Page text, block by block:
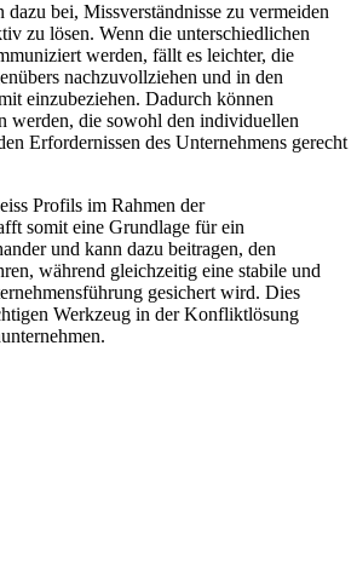
dazu bei, Missverständnisse zu vermeiden
zu lösen. Wenn die unterschiedlichen
werden, fällt es leichter, die
nachzuvollziehen und in den
einzubeziehen. Dadurch können
werden, die sowohl den individuellen
Erfordernissen des Unternehmens gerecht
Profils im Rahmen der
somit eine Grundlage für ein
und kann dazu beitragen, den
während gleichzeitig eine stabile und
gesichert wird. Dies
Werkzeug in der Konfliktlösung